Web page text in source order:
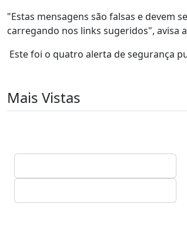
"Estas mensagens são falsas e devem
carregando nos links sugeridos", avisa
Este foi o quatro alerta de segurança
Mais Vistas